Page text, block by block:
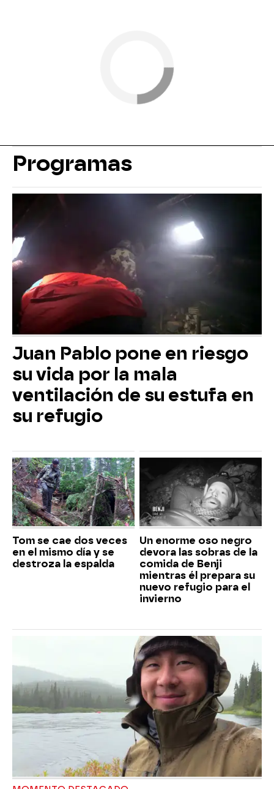
Programas
Juan Pablo pone en riesgo
su vida por la mala
ventilación de su estufa en
su refugio
Tom se cae dos veces
en el mismo día y se
destroza la espalda
Un enorme oso negro
devora las sobras de la
comida de Benji
mientras él prepara su
nuevo refugio para el
invierno